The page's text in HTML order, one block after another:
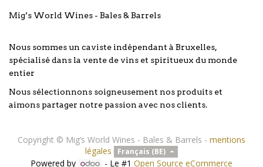
Mig’s World Wines - Bales & Barrels
Nous sommes un caviste indépendant à Bruxelles,
spécialisé dans la vente de vins et spiritueux du monde
entier
Nous sélectionnons soigneusement nos produits et
aimons partager notre passion avec nos clients.
Copyright © Mig’s World Wines - Bales & Barrels - mentions
légales
Français (BE)
Powered by - Le #1 Open Source eCommerce